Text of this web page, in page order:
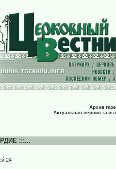
Архив
Актуальная версия
:::...
24